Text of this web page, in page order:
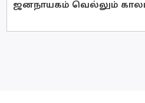
ஜனநாயகம் வெல்லும்